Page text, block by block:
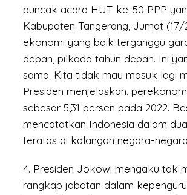
puncak acara HUT ke-50 PPP
Kabupaten Tangerang, Jumat (17/
ekonomi yang baik terganggu
depan, pilkada tahun depan. Ini
sama. Kita tidak mau masuk lagi
Presiden menjelaskan,
sebesar 5,31 persen pada 2022.
mencatatkan Indonesia dalam
teratas di kalangan negara-
4. Presiden Jokowi mengaku tak
rangkap jabatan dalam